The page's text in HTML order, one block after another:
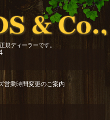
規ディーラーです。
営業時間変更のご案内